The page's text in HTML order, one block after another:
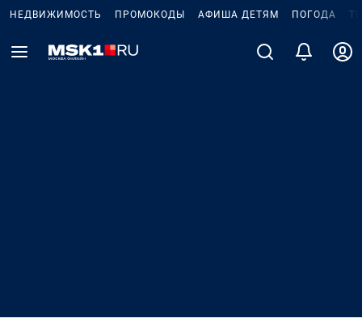
НЕДВИЖИМОСТЬ ПРОМОКОДЫ АФИША ДЕТЯМ ПОГОДА